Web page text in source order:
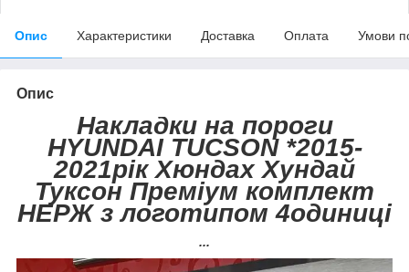
Опис Характеристики Доставка Оплата Умови
Опис
Накладки на пороги
HYUNDAI TUCSON *2015-
2021рік Хюндах Хундай
Туксон Преміум комплект
НЕРЖ з логотипом 4одиниці
...